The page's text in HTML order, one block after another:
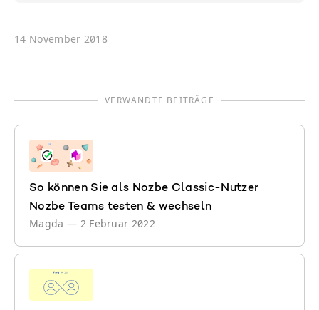
14 November 2018
VERWANDTE BEITRÄGE
So können Sie als Nozbe Classic-Nutzer
Nozbe Teams testen & wechseln
Magda — 2 Februar 2022